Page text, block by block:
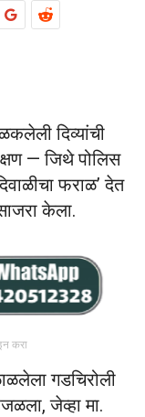
दिव्यांची
— जिथे पोलिस
फराळ’ देत
केला.
करा
गडचिरोली
जेव्हा मा.